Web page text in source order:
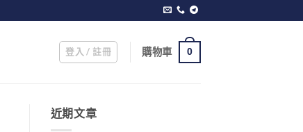
登入 / 註冊 購物車 0
近期文章